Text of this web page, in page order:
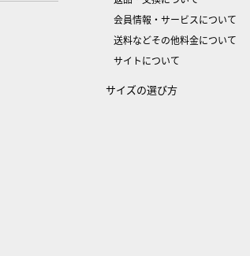
会員情報・サービスについて
送料などその他料金について
サイトについて
サイズの選び方